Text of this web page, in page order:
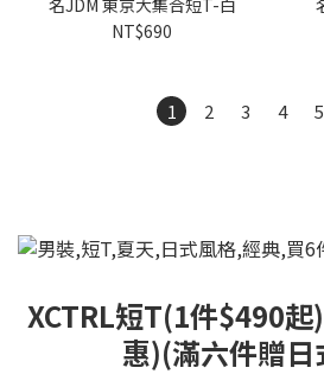
名JDM 東京大集合短T-白
NT$690
1 2 3 4 5
XCTRL短T(1件$490
惠)(滿六件贈日